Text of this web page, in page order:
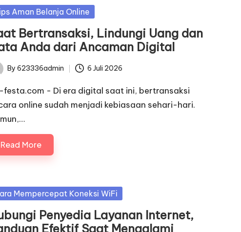
Aman Belanja Online
Bertransaksi, Lindungi Uang dan
Anda dari Ancaman Digital
By 623336admin 6 Juli 2026
- Di era digital saat ini, bertransaksi
online sudah menjadi kebiasaan sehari-hari.
Read More
Mempercepat Koneksi WiFi
Penyedia Layanan Internet,
Efektif Saat Mengalami